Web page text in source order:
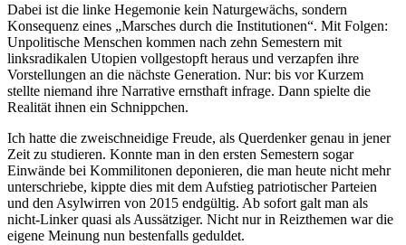
Dabei ist die linke Hegemonie kein Naturgewächs, sondern
Konsequenz eines „Marsches durch die Institutionen“. Mit Folgen:
Unpolitische Menschen kommen nach zehn Semestern mit
linksradikalen Utopien vollgestopft heraus und verzapfen ihre
Vorstellungen an die nächste Generation. Nur: bis vor Kurzem
stellte niemand ihre Narrative ernsthaft infrage. Dann spielte die
Realität ihnen ein Schnippchen.
Ich hatte die zweischneidige Freude, als Querdenker genau in jener
Zeit zu studieren. Konnte man in den ersten Semestern sogar
Einwände bei Kommilitonen deponieren, die man heute nicht mehr
unterschriebe, kippte dies mit dem Aufstieg patriotischer Parteien
und den Asylwirren von 2015 endgültig. Ab sofort galt man als
nicht-Linker quasi als Aussätziger. Nicht nur in Reizthemen war die
eigene Meinung nun bestenfalls geduldet.